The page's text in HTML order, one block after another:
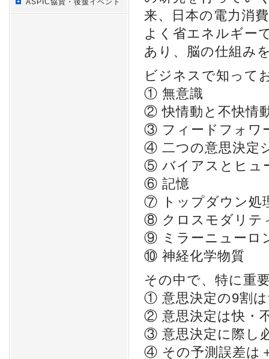
ASPIC協賛・後援イベント
来、日本の電力消
よく省エネルギー
あり、脳の仕組み
ビジネスで知って
① 無意識
② 快情動と不快情
③ フィードフォワ
④ 二つの意思決定
⑤ バイアスとヒュ
⑥ 記憶
⑦ トップダウン処
⑧ クロスモダリテ
⑨ ミラーニューロ
⑩ 神経化学物質
その中で、特に重
① 意思決定の9割
② 意思決定は快・
③ 意思決定に際し
④ その予測誤差は